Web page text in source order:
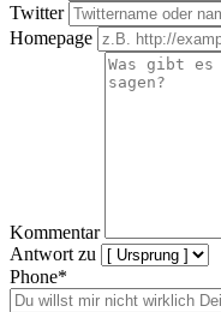
Twitter
Homepage
Kommentar
Antwort zu
Phone*